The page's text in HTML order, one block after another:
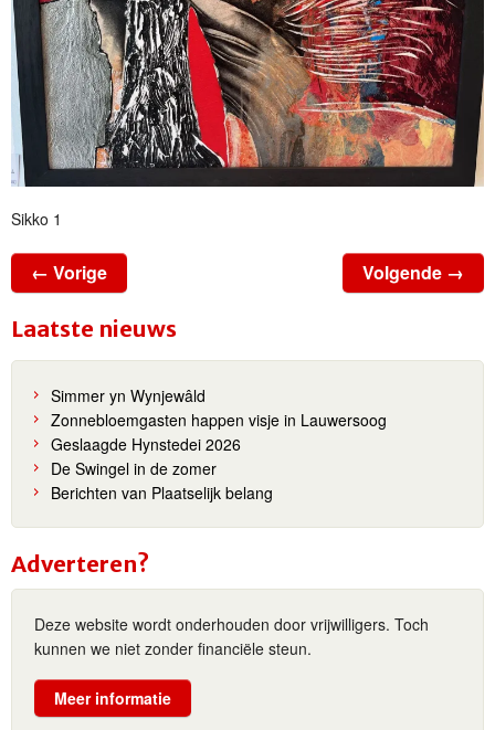
Sikko 1
← Vorige Volgende →
Laatste nieuws
Simmer yn Wynjewâld
Zonnebloemgasten happen visje in Lauwersoog
Geslaagde Hynstedei 2026
De Swingel in de zomer
Berichten van Plaatselijk belang
Adverteren?
Deze website wordt onderhouden door vrijwilligers. Toch
kunnen we niet zonder financiële steun.
Meer informatie